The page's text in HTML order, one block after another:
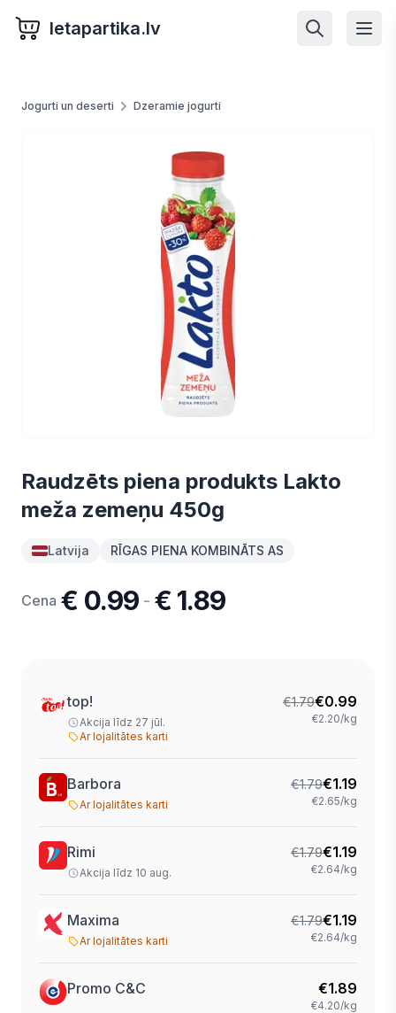
letapartika.lv
Jogurti un deserti Dzeramie jogurti
Raudzēts piena produkts Lakto
meža zemeņu 450g
Latvija RĪGAS PIENA KOMBINĀTS AS
Cena € 0.99 - € 1.89
top!
Akcija līdz 27 jūl.
Ar lojalitātes karti
€1.79€0.99
€2.20/kg
Barbora
Ar lojalitātes karti
€1.79€1.19
€2.65/kg
Rimi
Akcija līdz 10 aug.
€1.79€1.19
€2.64/kg
Maxima
Ar lojalitātes karti
€1.79€1.19
€2.64/kg
Promo C&C €1.89
€4.20/kg